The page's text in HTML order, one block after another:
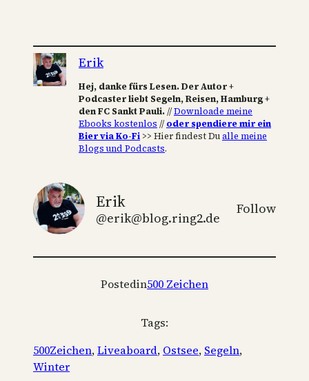
Erik
Hej, danke fürs Lesen. Der Autor +
Podcaster liebt Segeln, Reisen, Hamburg +
den FC Sankt Pauli.//Downloade meine
Ebooks kostenlos //oder spendiere mir ein
Bier via Ko-Fi >> Hier findest Dualle meine
Blogs und Podcasts.
Erik
@erik@blog.ring2.de
Follow
Postedin500 Zeichen
Tags:
500Zeichen, Liveaboard, Ostsee, Segeln
Winter